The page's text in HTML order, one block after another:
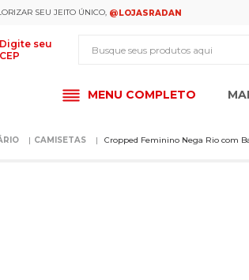
SEU JEITO ÚNICO, @LOJASRADAN
Digite seu
CEP
MENU COMPLETO
CAMISETAS Cropped Feminino Nega Rio com